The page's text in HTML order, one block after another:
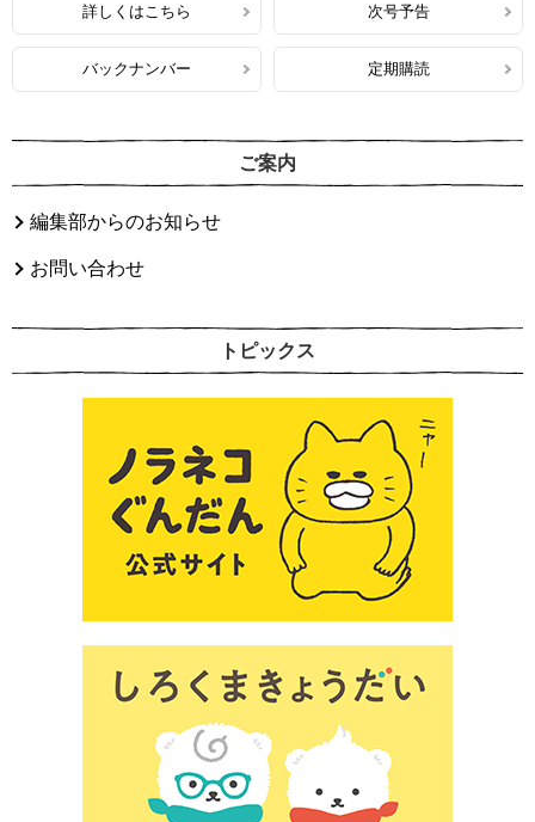
詳しくはこちら 次号予告
バックナンバー 定期購読
ご案内
編集部からのお知らせ
お問い合わせ
トピックス